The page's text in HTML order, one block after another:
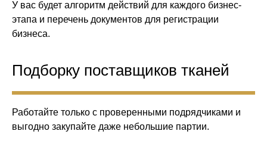
У вас будет алгоритм действий для каждого бизнес-
этапа и перечень документов для регистрации
бизнеса.
Подборку поставщиков тканей
Работайте только с проверенными подрядчиками и
выгодно закупайте даже небольшие партии.